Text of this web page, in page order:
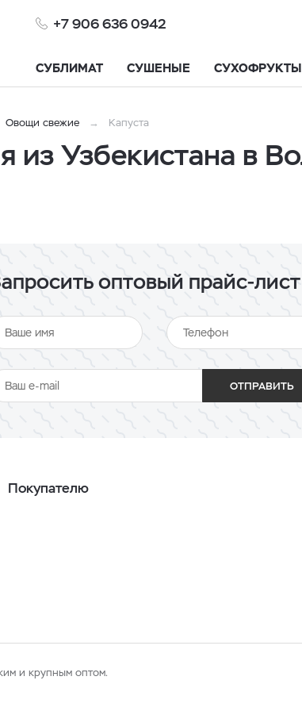
+7 906 636 0942
СУБЛИМАТ СУШЕНЫЕ СУХОФРУКТЫ
Овощи свежие Капуста
из Узбекистана в
оптовый прайс-лист
ОТПРАВИТЬ
Покупателю
и крупным оптом.